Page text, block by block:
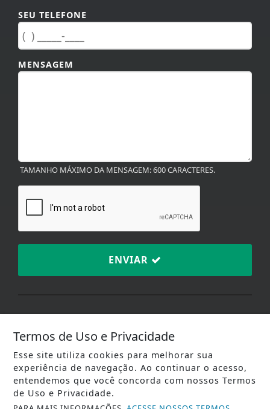
SEU TELEFONE
MENSAGEM
TAMANHO MÁXIMO DA MENSAGEM: 600 CARACTERES.
ENVIAR
TERMOS DE USO E
PRIVACIDADE
Plataforma:
Termos de Uso e Privacidade
Esse site utiliza cookies para melhorar sua
experiência de navegação. Ao continuar o acesso,
entendemos que você concorda com nossos Termos
de Uso e Privacidade.